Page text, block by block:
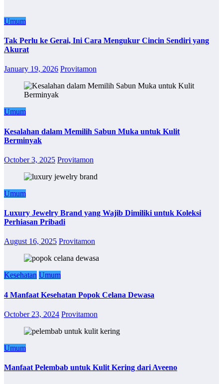
Umum
Tak Perlu ke Gerai, Ini Cara Mengukur Cincin Sendiri yang
Akurat
January 19, 2026 Provitamon
Umum
Kesalahan dalam Memilih Sabun Muka untuk Kulit
Berminyak
October 3, 2025 Provitamon
Umum
Luxury Jewelry Brand yang Wajib Dimiliki untuk Koleksi
Perhiasan Pribadi
August 16, 2025 Provitamon
Kesehatan Umum
4 Manfaat Kesehatan Popok Celana Dewasa
October 23, 2024 Provitamon
Umum
Manfaat Pelembab untuk Kulit Kering dari Aveeno